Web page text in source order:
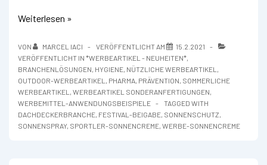
Sonnenschutzspray
Werbe-
Label
Weiterlesen »
VON MARCEL IACI VERÖFFENTLICHT AM
15.2.2021
VERÖFFENTLICHT IN *WERBEARTIKEL - NEUHEITEN*
BRANCHENLÖSUNGEN HYGIENE NÜTZLICHE WERBEARTIKEL
OUTDOOR-WERBEARTIKEL
PHARMA PRÄVENTION SOMMERLICHE
WERBEARTIKEL
WERBEARTIKEL SONDERANFERTIGUNGEN
WERBEMITTEL-ANWENDUNGSBEISPIELE
TAGGED WITH
DACHDECKERBRANCHE FESTIVAL-BEIGABE SONNENSCHUTZ
SONNENSPRAY, SPORTLER-SONNENCREME WERBE-SONNENCREME